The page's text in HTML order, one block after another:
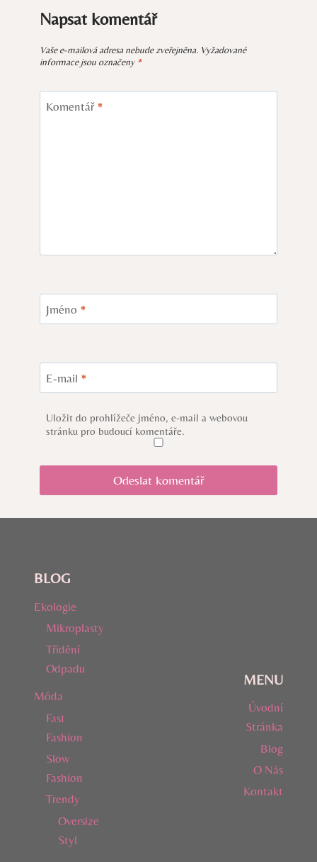
Napsat komentář
Vaše e-mailová adresa nebude zveřejněna. Vyžadované
informace jsou označeny *
Komentář *
Jméno *
E-mail *
Uložit do prohlížeče jméno, e-mail a webovou
stránku pro budoucí komentáře.
BLOG
Ekologie
Mikroplasty
Třídění
Odpadu
Móda
Fast
Fashion
Slow
Fashion
Trendy
Oversize
Styl
MENU
Úvodní
Stránka
Blog
O Nás
Kontakt